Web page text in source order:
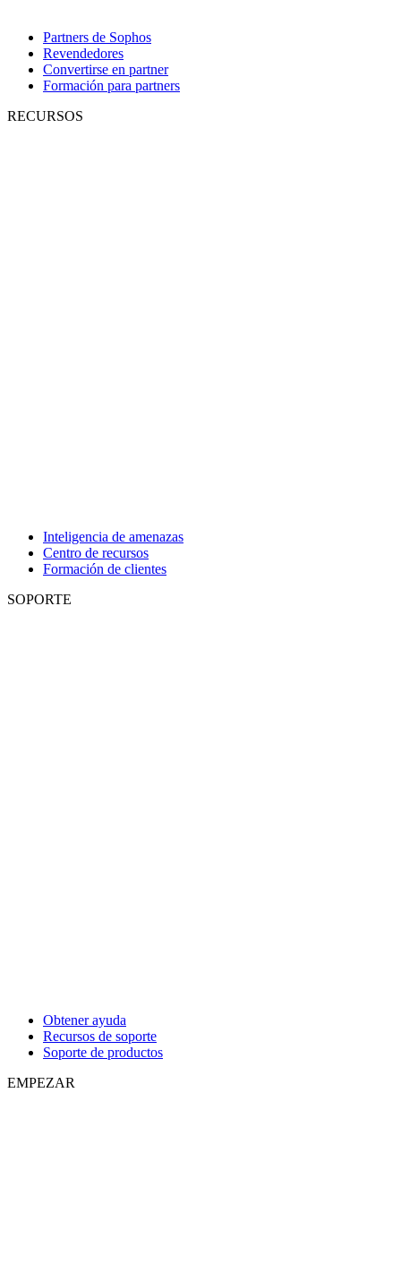
Partners de Sophos
Revendedores
Convertirse en partner
Formación para partners
RECURSOS
Inteligencia de amenazas
Centro de recursos
Formación de clientes
SOPORTE
Obtener ayuda
Recursos de soporte
Soporte de productos
EMPEZAR